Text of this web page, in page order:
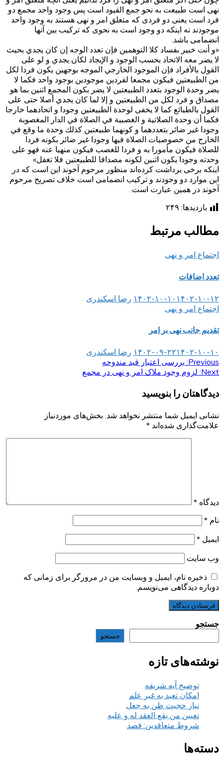
نهی است طبیعت به نحو جمع القیود است پس وجود واحد مجمع دو
فرد است یعنی دو فردی که متعلق امر و نهی هستند به وجود واحد
موجودند نه اینکه دو وجود است به نحوی که ترکیب بین آنها
انضمامی باشد.
«و أنت خبير بفساد كلا التوهمين فإن تعدد الوجه إن كان يجدي بحيث
لا يضر معه الاتحاد بحسب الوجود و الإيجاد لكان يجدي و لو على
القول بالأفراد فإن الموجود الخارجي الموجه بوجهين يكون فردا لكل
من الطبيعتين فيكون مجمعا لفردين موجودين بوجود واحد فكما لا
يضر وحدة الوجود بتعدد الطبيعتين لا يضر بكون المجمع اثنين بما هو
مصداق و فرد لكل من الطبيعتين و إلا لما كان يجدي أصلا حتى على
القول بالطبائع كما لا يخفى لوحدة الطبيعتين وجودا و اتحادهما خارجا
فكما أن وحدة الصلاتية و الغصبية في الصلاة في الدار المغصوبة
وجودا غير ضائر بتعددهما و كونهما طبيعتين كذلك وحدة ما وقع في
الخارج من خصوصيات الصلاة فيها وجودا غير ضائر بكونه فردا
للصلاة فيكون مأمورا به و فردا للغصب فيكون منهيا عنه فهو على
وحدته وجودا يكون اثنين لكونه مصداقا للطبيعتين فلا تغفل‏»
اینکه برخی برداشت کرده‌اند منظور مرحوم آخوند این است که در
این موارد دو وجودند و ترکیب انضمامی است خلاف تصریح مرحوم
آخوند در همین عبارت است.
بازدیدها: ۲۴۹
مطالب مرتبط
اجتماع امر و نهی
تعدد اضافات
۱۴۰۲-۱۰-۱۰ ۱۴۰۲-۱۰-۱۲
رضا اسکندری
اجتماع امر و نهی
تقدیم جانب نهی بر امر
۱۴۰۲-۰۹-۲۲۱۴۰۲-۱۰-۱۰ رضا اسکندری
راهبری
Previous: بررسی اعتبار قید مندوحه
Next: لزوم وجود ملاک امر و نهی در مجمع
دیدگاهتان را بنویسید
نشانی ایمیل شما منتشر نخواهد شد. بخش‌های موردنیاز
علامت‌گذاری شده‌اند *
دیدگاه *
نام *
ایمیل *
وب‌ سایت
ذخیره نام، ایمیل و وبسایت من در مرورگر برای زمانی که
دوباره دیدگاهی می‌نویسم.
جستجو
جستجو
نوشته‌های تازه
توضیح آیه شریفه
امکان تعبد به غیر علم
نیاز حجیت ظن به جعل
تعیین من یقع العقد له و علیه
شروط متعاقدین: قصد
دسته‌ها